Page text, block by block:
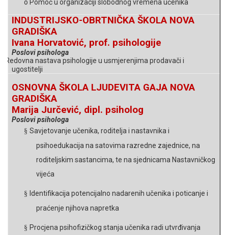
o Pomoć u organizaciji slobodnog vremena učenika
INDUSTRIJSKO-OBRTNIČKA ŠKOLA NOVA
GRADIŠKA
Ivana Horvatović, prof. psihologije
Poslovi psihologa
Redovna nastava psihologije u usmjerenjima prodavači i
ugostitelji
OSNOVNA ŠKOLA LJUDEVITA GAJA NOVA
GRADIŠKA
Marija Jurčević, dipl. psiholog
Poslovi psihologa
§ Savjetovanje učenika, roditelja i nastavnika i
psihoedukacija na satovima razredne zajednice, na
roditeljskim sastancima, te na sjednicama Nastavničkog
vijeća
§ Identifikacija potencijalno nadarenih učenika i poticanje i
praćenje njihova napretka
§ Procjena psihofizičkog stanja učenika radi utvrđivanja